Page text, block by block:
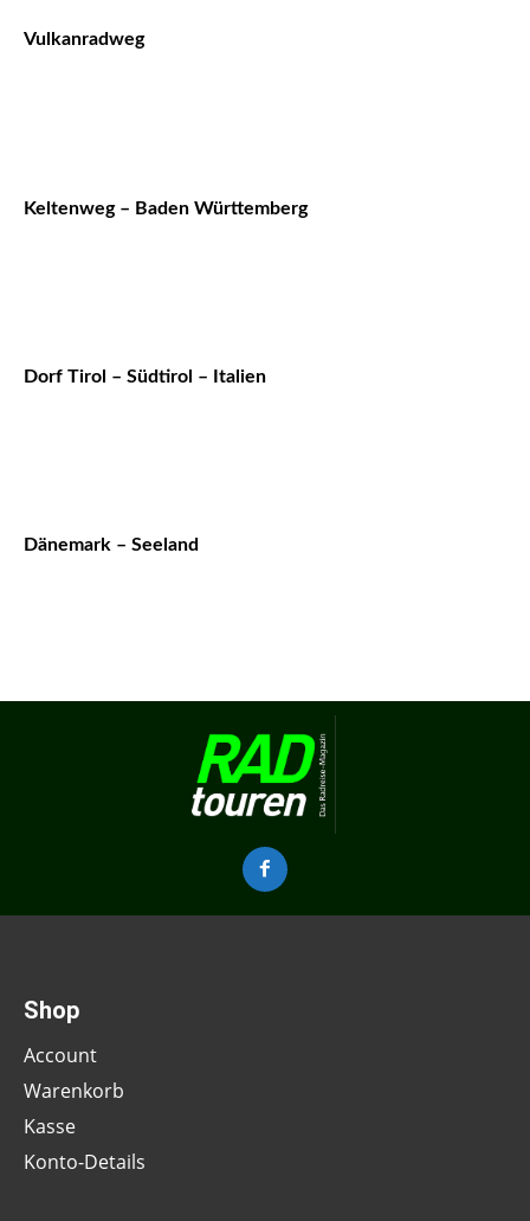
Vulkanradweg
Keltenweg – Baden Württemberg
Dorf Tirol – Südtirol – Italien
Dänemark – Seeland
Shop
Account
Warenkorb
Kasse
Konto-Details